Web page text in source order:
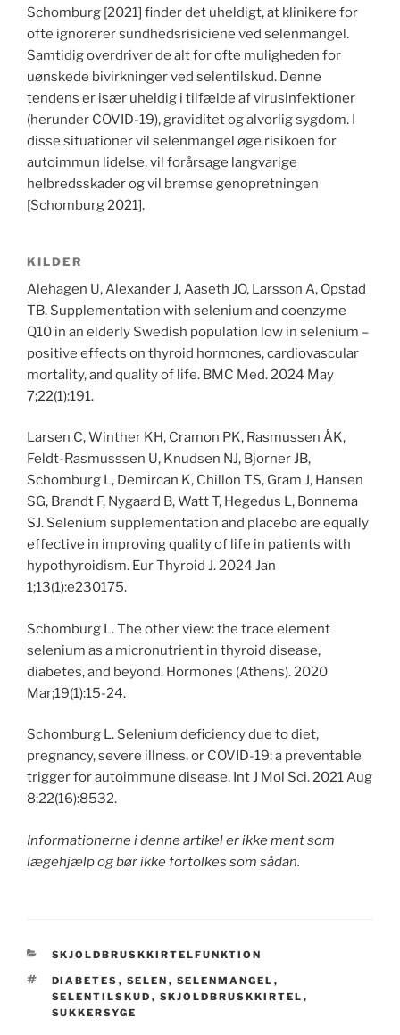
Schomburg [2021] finder det uheldigt, at klinikere for
ofte ignorerer sundhedsrisiciene ved selenmangel.
Samtidig overdriver de alt for ofte muligheden for
uønskede bivirkninger ved selentilskud. Denne
tendens er især uheldig i tilfælde af virusinfektioner
(herunder COVID-19), graviditet og alvorlig sygdom. I
disse situationer vil selenmangel øge risikoen for
autoimmun lidelse, vil forårsage langvarige
helbredsskader og vil bremse genopretningen
[Schomburg 2021].
KILDER
Alehagen U, Alexander J, Aaseth JO, Larsson A, Opstad
TB. Supplementation with selenium and coenzyme
Q10 in an elderly Swedish population low in selenium –
positive effects on thyroid hormones, cardiovascular
mortality, and quality of life. BMC Med. 2024 May
7;22(1):191.
Larsen C, Winther KH, Cramon PK, Rasmussen ÅK,
Feldt-Rasmusssen U, Knudsen NJ, Bjorner JB,
Schomburg L, Demircan K, Chillon TS, Gram J, Hansen
SG, Brandt F, Nygaard B, Watt T, Hegedus L, Bonnema
SJ. Selenium supplementation and placebo are equally
effective in improving quality of life in patients with
hypothyroidism. Eur Thyroid J. 2024 Jan
1;13(1):e230175.
Schomburg L. The other view: the trace element
selenium as a micronutrient in thyroid disease,
diabetes, and beyond. Hormones (Athens). 2020
Mar;19(1):15-24.
Schomburg L. Selenium deficiency due to diet,
pregnancy, severe illness, or COVID-19: a preventable
trigger for autoimmune disease. Int J Mol Sci. 2021 Aug
8;22(16):8532.
Informationerne i denne artikel er ikke ment som
lægehjælp og bør ikke fortolkes som sådan.
CATEGORIES
SKJOLDBRUSKKIRTELFUNKTION
TAGS
DIABETES , SELEN , SELENMANGEL ,
SELENTILSKUD , SKJOLDBRUSKKIRTEL ,
SUKKERSYGE